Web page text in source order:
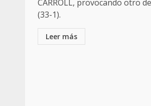
CARROLL, provocando otro
(33-1).
Leer más